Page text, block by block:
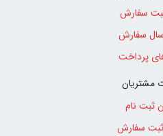
سفارش
سفارش
پرداخت
مشتریان
ثبت نام
ثبت سفارش